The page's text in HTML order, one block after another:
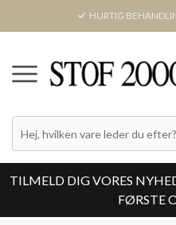
HURTIG
TILMELD DIG VORES
FØRSTE